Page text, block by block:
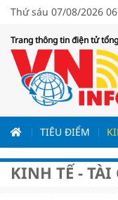
Thứ sáu 07/08/2026
Trang thông tin điện tử
TIÊU ĐIỂM
KINH TẾ - TÀI